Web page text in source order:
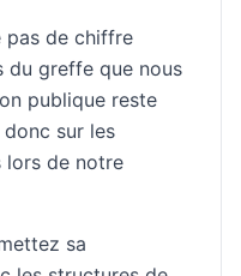
pas de chiffre
du greffe que nous
publique reste
sur les
lors de notre
sa